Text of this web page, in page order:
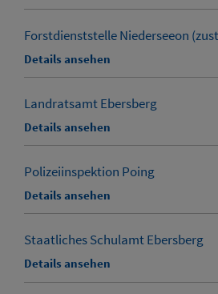
Forstdienststelle Niederseeon
Details ansehen
Landratsamt Ebersberg
Details ansehen
Polizeiinspektion Poing
Details ansehen
Staatliches Schulamt Ebersberg
Details ansehen